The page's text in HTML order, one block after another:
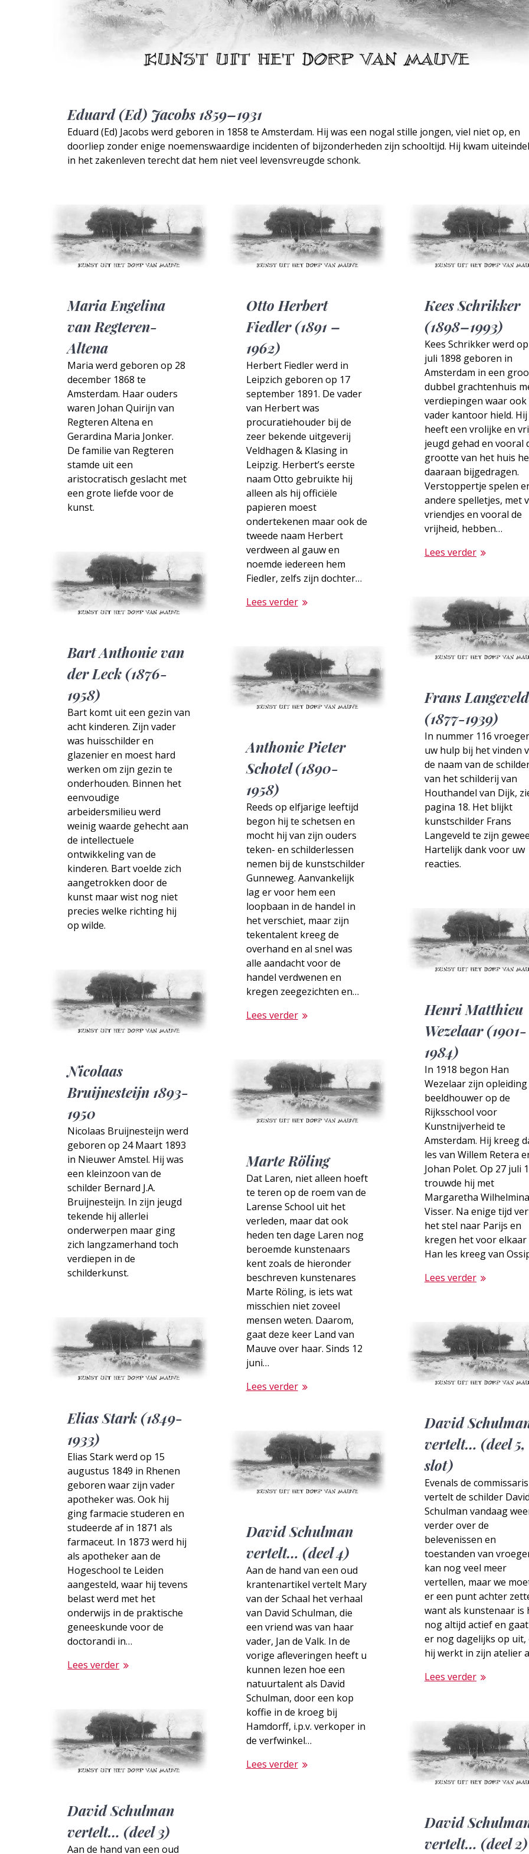
Eduard (Ed) Jacobs 1859–1931
Eduard (Ed) Jacobs werd geboren in 1858 te Amsterdam. Hij was een nogal stille jongen, viel niet op, en
doorliep zonder enige noemenswaardige incidenten of bijzonderheden zijn schooltijd. Hij kwam
in het zakenleven terecht dat hem niet veel levensvreugde schonk.
Maria Engelina
van Regteren-
Altena
Maria werd geboren op 28
december 1868 te
Amsterdam. Haar ouders
waren Johan Quirijn van
Regteren Altena en
Gerardina Maria Jonker.
De familie van Regteren
stamde uit een
aristocratisch geslacht met
een grote liefde voor de
kunst.
Otto Herbert
Fiedler (1891 –
1962)
Herbert Fiedler werd in
Leipzich geboren op 17
september 1891. De vader
van Herbert was
procuratiehouder bij de
zeer bekende uitgeverij
Veldhagen & Klasing in
Leipzig. Herbert’s eerste
naam Otto gebruikte hij
alleen als hij officiële
papieren moest
ondertekenen maar ook de
tweede naam Herbert
verdween al gauw en
noemde iedereen hem
Fiedler, zelfs zijn dochter…
Lees verder
Kees Schrikker
(1898–1993)
Kees Schrikker werd
juli 1898 geboren in
Amsterdam in een
dubbel grachtenhuis
verdiepingen waar ook
vader kantoor hield. Hij
heeft een vrolijke en
jeugd gehad en vooral
grootte van het huis
daaraan bijgedragen.
Verstoppertje spelen
andere spelletjes, met
vriendjes en vooral de
vrijheid, hebben…
Lees verder
Bart Anthonie van
der Leck (1876-
1958)
Bart komt uit een gezin van
acht kinderen. Zijn vader
was huisschilder en
glazenier en moest hard
werken om zijn gezin te
onderhouden. Binnen het
eenvoudige
arbeidersmilieu werd
weinig waarde gehecht aan
de intellectuele
ontwikkeling van de
kinderen. Bart voelde zich
aangetrokken door de
kunst maar wist nog niet
precies welke richting hij
op wilde.
Frans Langeveld
(1877-1939)
In nummer 116
uw hulp bij het vinden
de naam van de
van het schilderij van
Houthandel van Dijk,
pagina 18. Het blijkt
kunstschilder Frans
Langeveld te zijn
Hartelijk dank voor uw
reacties.
Anthonie Pieter
Schotel (1890-
1958)
Reeds op elfjarige leeftijd
begon hij te schetsen en
mocht hij van zijn ouders
teken- en schilderlessen
nemen bij de kunstschilder
Gunneweg. Aanvankelijk
lag er voor hem een
loopbaan in de handel in
het verschiet, maar zijn
tekentalent kreeg de
overhand en al snel was
alle aandacht voor de
handel verdwenen en
kregen zeegezichten en…
Lees verder
Henri Matthieu
Wezelaar (1901-
1984)
In 1918 begon Han
Wezelaar zijn opleiding
beeldhouwer op de
Rijksschool voor
Kunstnijverheid te
Amsterdam. Hij kreeg
les van Willem Retera
Johan Polet. Op 27 juli
trouwde hij met
Margaretha Wilhelmina
Visser. Na enige tijd
het stel naar Parijs en
kregen het voor elkaar
Han les kreeg van
Lees verder
Nicolaas
Bruijnesteijn 1893-
1950
Nicolaas Bruijnesteijn werd
geboren op 24 Maart 1893
in Nieuwer Amstel. Hij was
een kleinzoon van de
schilder Bernard J.A.
Bruijnesteijn. In zijn jeugd
tekende hij allerlei
onderwerpen maar ging
zich langzamerhand toch
verdiepen in de
schilderkunst.
Marte Röling
Dat Laren, niet alleen hoeft
te teren op de roem van de
Larense School uit het
verleden, maar dat ook
heden ten dage Laren nog
beroemde kunstenaars
kent zoals de hieronder
beschreven kunste­nares
Marte Röling, is iets wat
misschien niet zoveel
mensen weten. Daarom,
gaat deze keer Land van
Mauve over haar. Sinds 12
juni…
Lees verder
Elias Stark (1849-
1933)
Elias Stark werd op 15
augustus 1849 in Rhenen
geboren waar zijn vader
apotheker was. Ook hij
ging farmacie studeren en
studeerde af in 1871 als
farmaceut. In 1873 werd hij
als apotheker aan de
Hogeschool te Leiden
aangesteld, waar hij tevens
belast werd met het
onderwijs in de praktische
geneeskunde voor de
doctorandi in…
Lees verder
David
vertelt… (deel 5,
slot)
Evenals de commissaris
vertelt de schilder
Schulman vandaag
verder over de
belevenissen en
toestanden van
kan nog veel meer
vertellen, maar we
er een punt achter
want als kunstenaar is
nog altijd actief en
er nog dagelijks op uit,
hij werkt in zijn atelier
Lees verder
David Schulman
vertelt… (deel 4)
Aan de hand van een oud
krantenartikel vertelt Mary
van der Schaal het verhaal
van David Schulman, die
een vriend was van haar
vader, Jan de Valk. In de
vorige afleveringen heeft u
kunnen lezen hoe een
natuurtalent als David
Schulman, door een kop
koffie in de kroeg bij
Hamdorff, i.p.v. verkoper in
de verfwinkel…
Lees verder
David Schulman
vertelt… (deel 3)
Aan de hand van een oud
David
vertelt… (deel 2)